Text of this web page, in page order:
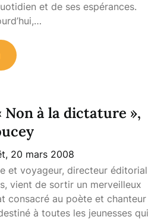
et de ses espérances.
Non à la dictature »,
20 mars 2008
et voyageur, directeur éditorial
vient de sortir un merveilleux
consacré au poète et chanteur
à toutes les jeunesses qui